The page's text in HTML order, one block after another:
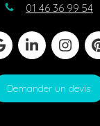
01 46 36 99 54
Demander un devis